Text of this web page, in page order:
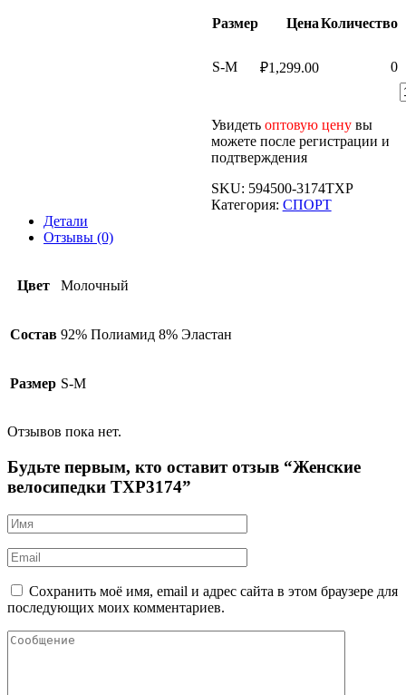
Размер ЦенаКоличество
S-M ₽1,299.00 0
Увидеть оптовую ценувы
можете после регистрации и
подтверждения
SKU: 594500-3174TXP
Категория: СПОРТ
Детали
Отзывы (0)
Цвет Молочный
Состав 92% Полиамид 8% Эластан
Размер S-M
Отзывов пока нет.
Будьте первым, кто оставит отзыв “Женские
велосипедки TXP3174”
Сохранить моё имя, email и адрес сайта в этом браузере для
последующих моих комментариев.